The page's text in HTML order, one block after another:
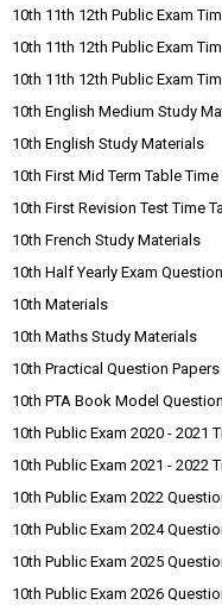
10th 11th 12th Public Exam
10th 11th 12th Public Exam
10th 11th 12th Public Exam
10th English Medium Study
10th English Study Materials
10th First Mid Term Table Time
10th First Revision Test Time
10th French Study Materials
10th Half Yearly Exam
10th Materials
10th Maths Study Materials
10th Practical Question
10th PTA Book Model
10th Public Exam 2020 - 2021
10th Public Exam 2021 - 2022
10th Public Exam 2022
10th Public Exam 2024
10th Public Exam 2025
10th Public Exam 2026